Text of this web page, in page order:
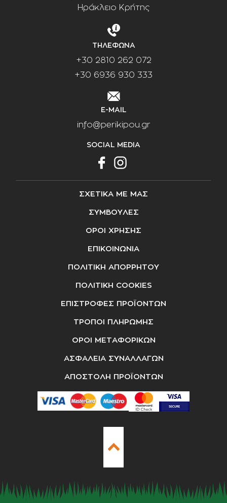
Ηράκλειο Κρήτης
ΤΗΛΕΦΩΝΑ
+30 2810 262 072
+30 6936 930 333
E-MAIL
info@perikipou.gr
SOCIAL MEDIA
ΣΧΕΤΙΚΑ ΜΕ ΜΑΣ
ΣΥΜΒΟΥΛΕΣ
ΟΡΟΙ ΧΡΗΣΗΣ
ΕΠΙΚΟΙΝΩΝΙΑ
ΠΟΛΙΤΙΚΗ ΑΠΟΡΡΗΤΟΥ
ΠΟΛΙΤΙΚΗ COOKIES
ΕΠΙΣΤΡΟΦΕΣ ΠΡΟΪΟΝΤΩΝ
ΤΡΟΠΟΙ ΠΛΗΡΩΜΗΣ
ΟΡΟΙ ΜΕΤΑΦΟΡΙΚΩΝ
ΑΣΦΑΛΕΙΑ ΣΥΝΑΛΛΑΓΩΝ
ΑΠΟΣΤΟΛΗ ΠΡΟΪΟΝΤΩΝ